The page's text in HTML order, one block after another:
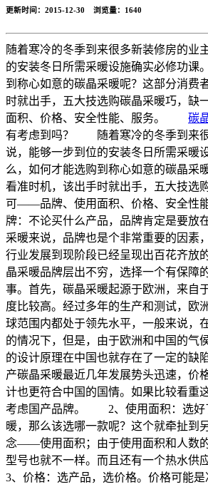
更新时间：2015-12-30 浏览量： 1640
随着寒冷的冬季到来很多新装修房的业
的安装冬日所需采暖设施确实必修功课
到称心如意的碳晶采暖呢？这部分消费
时就出手，五大技选购碳晶采暖巧，
面积、价格、安全性能、服务。 碳
有考虑到吗？ 随着寒冷的冬季到来
说，能够一步到位的安装冬日所需采暖
么，如何才能选购到称心如意的碳晶采
看准时机，该出手时就出手，五大技选
可——品牌、使用面积、价格、安全
牌：不论买什么产品，品牌肯定是要放
采暖来说，品牌也是个非常重要的因素
行业发展到现阶段已经呈现出百花齐放
晶采暖品牌层出不穷，选择一个有保障
事。首先，碳晶采暖起源于欧洲，来自
度比较高。经过多年的生产和测试，欧
球范围内都处于领先水平，一般来说，
的情况下，但是，由于欧洲和中国的气
的设计原理在中国也就存在了一定的缺
产碳晶采暖最近几年发展势头迅速，价
计也更符合中国的国情。如果比较看重
考虑国产品牌。 2、使用面积：选好
暖，那么该选哪一款呢？这个就牵扯到
念——使用面积；由于使用面积和人数
型号也就不一样。而且还有一个热水
3、价格：选产品，选价格。价格可能